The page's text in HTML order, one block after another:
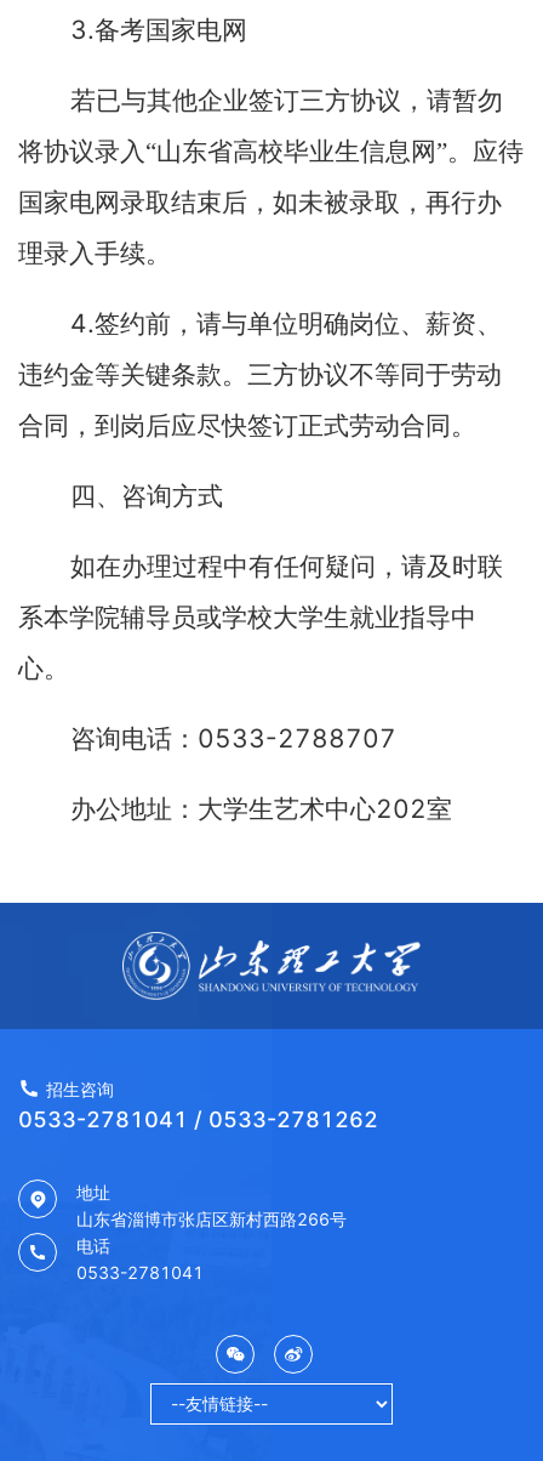
3.备考国家电网
若已与其他企业签订三方协议，请暂勿
将协议录入“山东省高校毕业生信息网”。应待
国家电网录取结束后，如未被录取，再行办
理录入手续。
4.签约前，请与单位明确岗位、薪资、
违约金等关键条款。三方协议不等同于劳动
合同，到岗后应尽快签订正式劳动合同。
四、咨询方式
如在办理过程中有任何疑问，请及时联
系本学院辅导员或学校大学生就业指导中
心。
咨询电话： 0533-2788707
办公地址：大学生艺术中心202室
招生咨询
0533-2781041 / 0533-2781262
地址
山东省淄博市张店区新村西路266号
电话
0533-2781041